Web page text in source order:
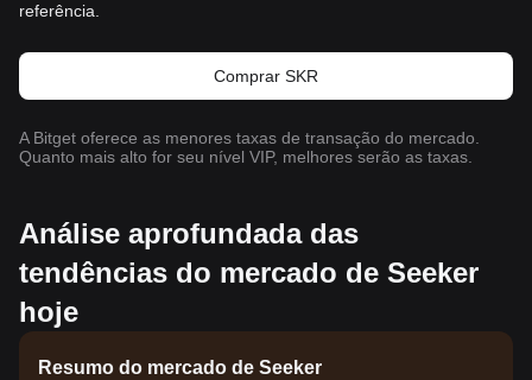
referência.
Comprar SKR
A Bitget oferece as menores taxas de transação do mercado.
Quanto mais alto for seu nível VIP, melhores serão as taxas.
Análise aprofundada das
tendências do mercado de Seeker
hoje
Resumo do mercado de Seeker